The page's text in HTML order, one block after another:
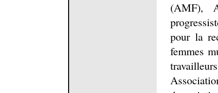
(AMF),
pour la
femmes